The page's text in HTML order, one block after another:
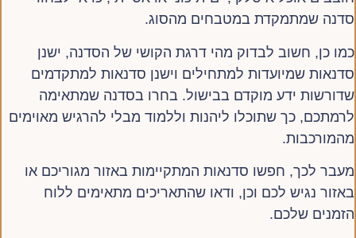
סדנה שמתמקדת במטבחים מהסוג.
כמו כן, חשוב לבדוק מהי דרגת הקושי של הסדנה, ישנן
סדנאות שמיועדות למתחילים וישנן סדנאות למתקדמים
שדורשות ידע מוקדם בבישול. בחרו בסדנה שמתאימה
לרמתכם, כך שתוכלו ליהנות וללמוד מבלי להרגיש מאוימים
מהמורכבות.
מעבר לכך, חפשו סדנאות המתקיימות באזור מגוריכם או
באזור נגיש לכם וכן, ודאו שהתאריכים מתאימים ללוח
הזמנים שלכם.